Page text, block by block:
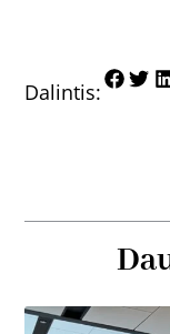
Dalintis: